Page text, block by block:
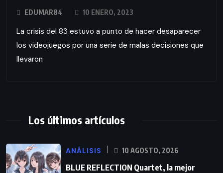
EDUMAR84 10 ENERO, 2023
La crisis del 83 estuvo a punto de hacer desaparecer
los videojuegos por una serie de malas decisiones que
llevaron
Los últimos artículos
ANÁLISIS 10 AGOSTO, 2026
BLUE REFLECTION Quartet, la mejor